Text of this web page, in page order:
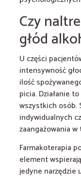
Czy
głód
U części
intensywność
ilość
picia. Działanie
wszystkich osób.
indywidualnych
zaangażowania w
Farmakoterapia
element
jedyne narzędzie